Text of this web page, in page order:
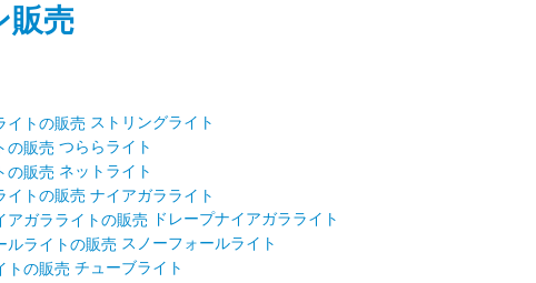
ストリングライト
つららライト
ネットライト
ナイアガラライト
ドレープナイアガラライト
スノーフォールライト
チューブライト